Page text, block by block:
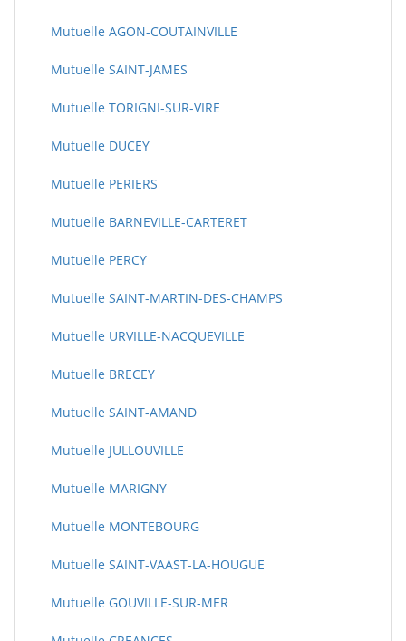
Mutuelle AGON-COUTAINVILLE
Mutuelle SAINT-JAMES
Mutuelle TORIGNI-SUR-VIRE
Mutuelle DUCEY
Mutuelle PERIERS
Mutuelle BARNEVILLE-CARTERET
Mutuelle PERCY
Mutuelle SAINT-MARTIN-DES-CHAMPS
Mutuelle URVILLE-NACQUEVILLE
Mutuelle BRECEY
Mutuelle SAINT-AMAND
Mutuelle JULLOUVILLE
Mutuelle MARIGNY
Mutuelle MONTEBOURG
Mutuelle SAINT-VAAST-LA-HOUGUE
Mutuelle GOUVILLE-SUR-MER